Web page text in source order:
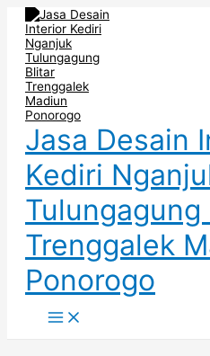
Skip
content
Jasa Desain
Kediri
Trenggalek
Ponorogo
Menu
DESAIN
TOKO
MENYENANGKAN
DI
JAKARTA
SELATAN
TIPS
MENDESAIN
TOKO
COCOK
UNTUK
USAHA
DI
TANGERANG